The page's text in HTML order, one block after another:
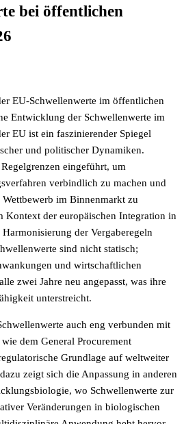
bei öffentlichen
EU-Schwellenwerte im öffentlichen
Entwicklung der Schwellenwerte im
EU ist ein faszinierender Spiegel
und politischer Dynamiken.
eingeführt, um
verbindlich zu machen und
im Binnenmarkt zu
Kontext der europäischen Integration in
der Vergaberegeln
sind nicht statisch;
und wirtschaftlichen
zwei Jahre neu angepasst, was ihre
unterstreicht.
auch eng verbunden mit
dem General Procurement
Grundlage auf weltweiter
zeigt sich die Anpassung in anderen
wo Schwellenwerte zur
Veränderungen in biologischen